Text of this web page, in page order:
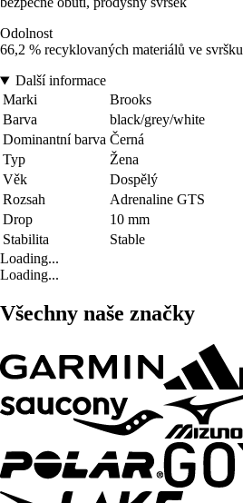
Odolnost
66,2 % recyklovaných materiálů ve svršku
Další informace
Marki
Brooks
Barva
black/grey/white
Dominantní barva Černá
Typ
Žena
Věk
Dospělý
Rozsah
Adrenaline GTS
Drop
10 mm
Stabilita
Stable
Loading...
Loading...
Všechny naše značky